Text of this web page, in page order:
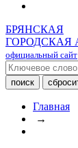
БРЯНСКАЯ
ГОРОДСКАЯ
официальный сайт
Главная
→